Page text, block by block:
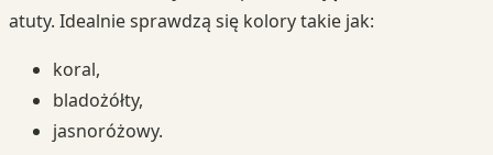
atuty. Idealnie sprawdzą się kolory takie jak:
koral,
bladożółty,
jasnoróżowy.